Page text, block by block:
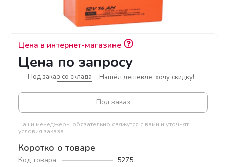
Цена в интернет-магазине
Цена по запросу
Под заказ со склада Нашёл дешевле, хочу скидку!
Под заказ
Наши менеджеры обязательно свяжутся с вами и уточнят
условия заказа
Коротко о товаре
Код товара
5275